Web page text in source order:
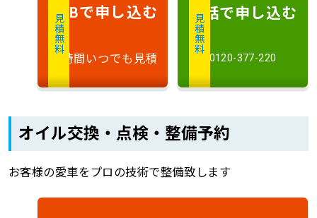
見積無料
WEBで申し込む
24時間いつでも見積
見積無料
電話で申し込む
0120-377-220
オイル交換・点検・整備予約
お客様の愛車をプロの技術で整備致します